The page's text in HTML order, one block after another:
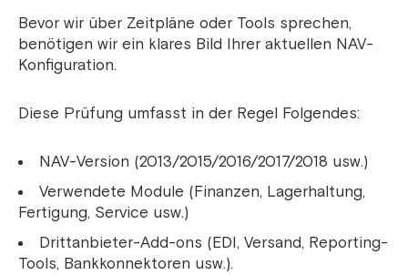
Bevor wir über Zeitpläne oder Tools sprechen,
benötigen wir ein klares Bild Ihrer aktuellen NAV-
Konfiguration.
Diese Prüfung umfasst in der Regel Folgendes:
NAV-Version (2013/2015/2016/2017/2018 usw.)
Verwendete Module (Finanzen, Lagerhaltung,
Fertigung, Service usw.)
Drittanbieter-Add-ons (EDI, Versand, Reporting-
Tools, Bankkonnektoren usw.).